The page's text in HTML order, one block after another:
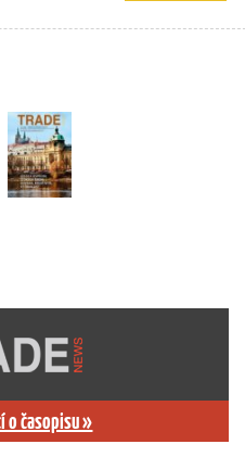
o časopisu »